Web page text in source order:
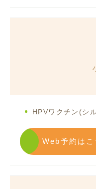
HPVワクチン(シ
Web予約はこ